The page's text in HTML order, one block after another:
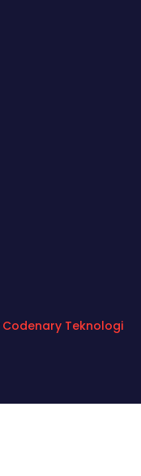
Codenary Teknologi